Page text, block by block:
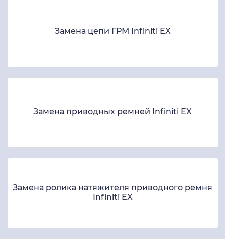
Замена цепи ГРМ Infiniti EX
Замена приводных ремней Infiniti EX
Замена ролика натяжителя приводного ремня
Infiniti EX